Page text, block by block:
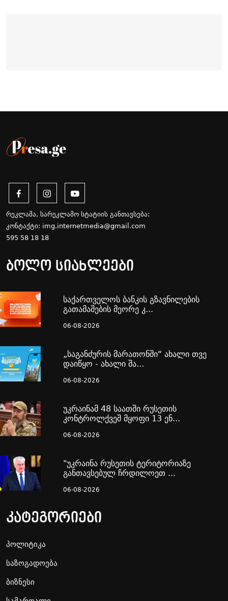
რეკლამა, სარეკლამო სტატიის განთავსება:
კონტაქტი: img.internetmedia@gmail.com
595 58 18 18
ბოლო სიახლეები
საქართველოს ბანკის გზავნილების
გათამაშების მეორე კ...
06-08-2026
„საგანძურის მარათონში“ ახალი თვე
დაიწყო - ახალი შა...
06-08-2026
უკრაინამ 48 საათში რუსეთის
კონტროლქვეშ მყოფი 13 ენ...
06-08-2026
"უკრაინა რუსეთის ტერიტორიაზე
განთავსებულ ჩრდილოეთ ...
06-08-2026
კატეგორიები
პოლიტიკა
საზოგადოება
ბიზნესი